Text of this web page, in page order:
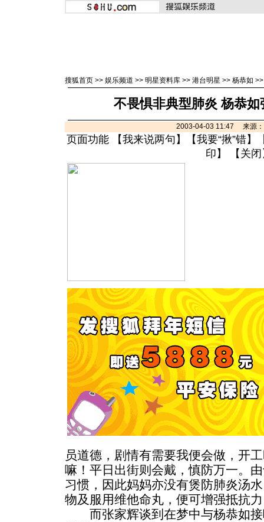
搜狐首页 >> 娱乐频道 >> 明星资料库 >> 港台明星 >> 杨恭如
不畏惧非典型肺炎 杨恭
2003-04-03 11:47 来源：
页面功能 【我来说两句 】【我要“揪”错】
印 】 【 关闭
员道德，剧情有需要我便会做，开
嘛！平日出街则会戴，慎防万一。
习惯，因此妈妈亦没有煲防肺炎汤
物及服用维他命丸，便可增强抵抗力
而张家辉谈到在梦中与杨恭如接